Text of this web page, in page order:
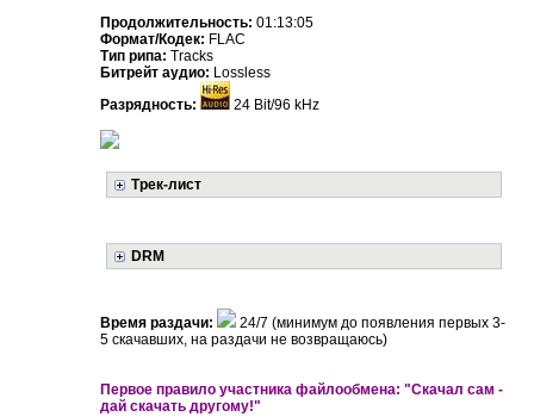
Продолжительность: 01:13:05
Формат/Кодек: FLAC
Тип рипа: Tracks
Битрейт аудио: Lossless
Разрядность:
24 Bit/96 kHz
Трек-лист
DRM
Время раздачи:
24/7 (минимум до появления первых 3-
5 скачавших, на раздачи не возвращаюсь)
Первое правило участника файлообмена: "Скачал сам -
дай скачать другому!"